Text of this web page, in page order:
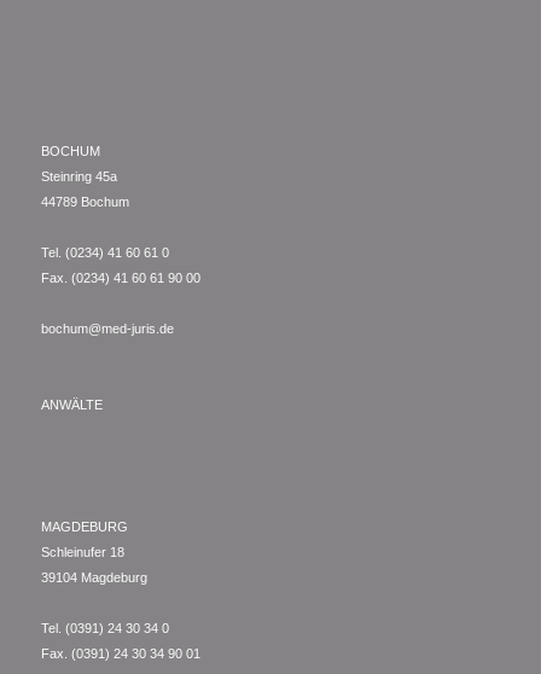
BOCHUM
Steinring 45a
44789 Bochum
Tel. (0234) 41 60 61 0
Fax. (0234) 41 60 61 90 00
bochum@med-juris.de
ANWÄLTE
MAGDEBURG
Schleinufer 18
39104 Magdeburg
Tel. (0391) 24 30 34 0
Fax. (0391) 24 30 34 90 01